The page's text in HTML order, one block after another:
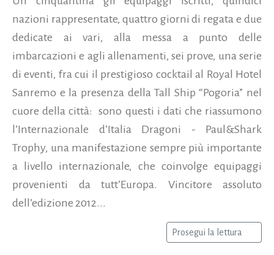
nazioni rappresentate, quattro giorni di regata e due
dedicate ai vari, alla messa a punto delle
imbarcazioni e agli allenamenti, sei prove, una serie
di eventi, fra cui il prestigioso cocktail al Royal Hotel
Sanremo e la presenza della Tall Ship “Pogoria” nel
cuore della città: sono questi i dati che riassumono
l’Internazionale d’Italia Dragoni - Paul&Shark
Trophy, una manifestazione sempre più importante
a livello internazionale, che coinvolge equipaggi
provenienti da tutt’Europa. Vincitore assoluto
dell’edizione 2012...
Prosegui la lettura